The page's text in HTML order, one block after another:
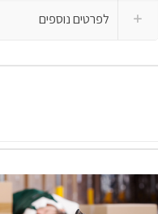
לפרטים נוספים